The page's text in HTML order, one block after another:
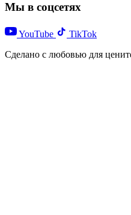
Мы в соцсетях
YouTube
TikTok
Сделано с любовью для